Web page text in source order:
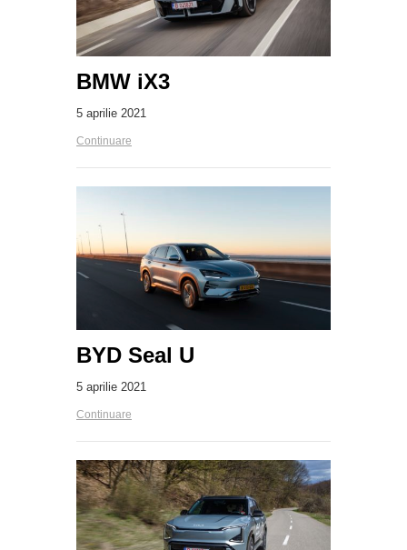
BMW iX3
5 aprilie 2021
Continuare
BYD Seal U
5 aprilie 2021
Continuare